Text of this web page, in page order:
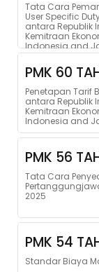
Tata Cara
User Specific
antara Republik
Kemitraan
Indonesia and
PMK 60
Penetapan Tarif
antara Republik
Kemitraan
Indonesia and
PMK 56
Tata Cara
2025
PMK 54
Standar Biaya